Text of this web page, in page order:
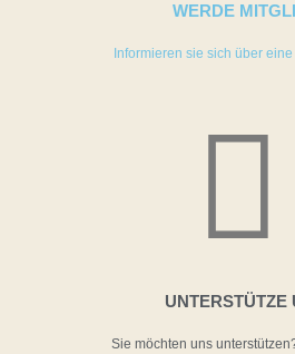
WERDE
Informieren sie sich über
UNTERSTÜTZE
Sie möchten uns